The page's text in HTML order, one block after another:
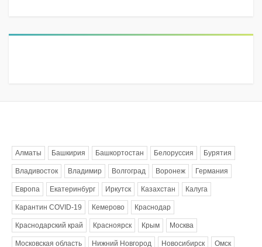
Алматы Башкирия Башкортостан Белоруссия Бурятия
Владивосток Владимир Волгоград Воронеж Германия
Европа Екатеринбург Иркутск Казахстан Калуга
Карантин COVID-19 Кемерово Краснодар
Краснодарский край Красноярск Крым Москва
Московская область Нижний Новгород Новосибирск Омск